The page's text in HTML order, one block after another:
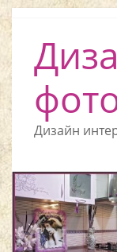
Дизайн